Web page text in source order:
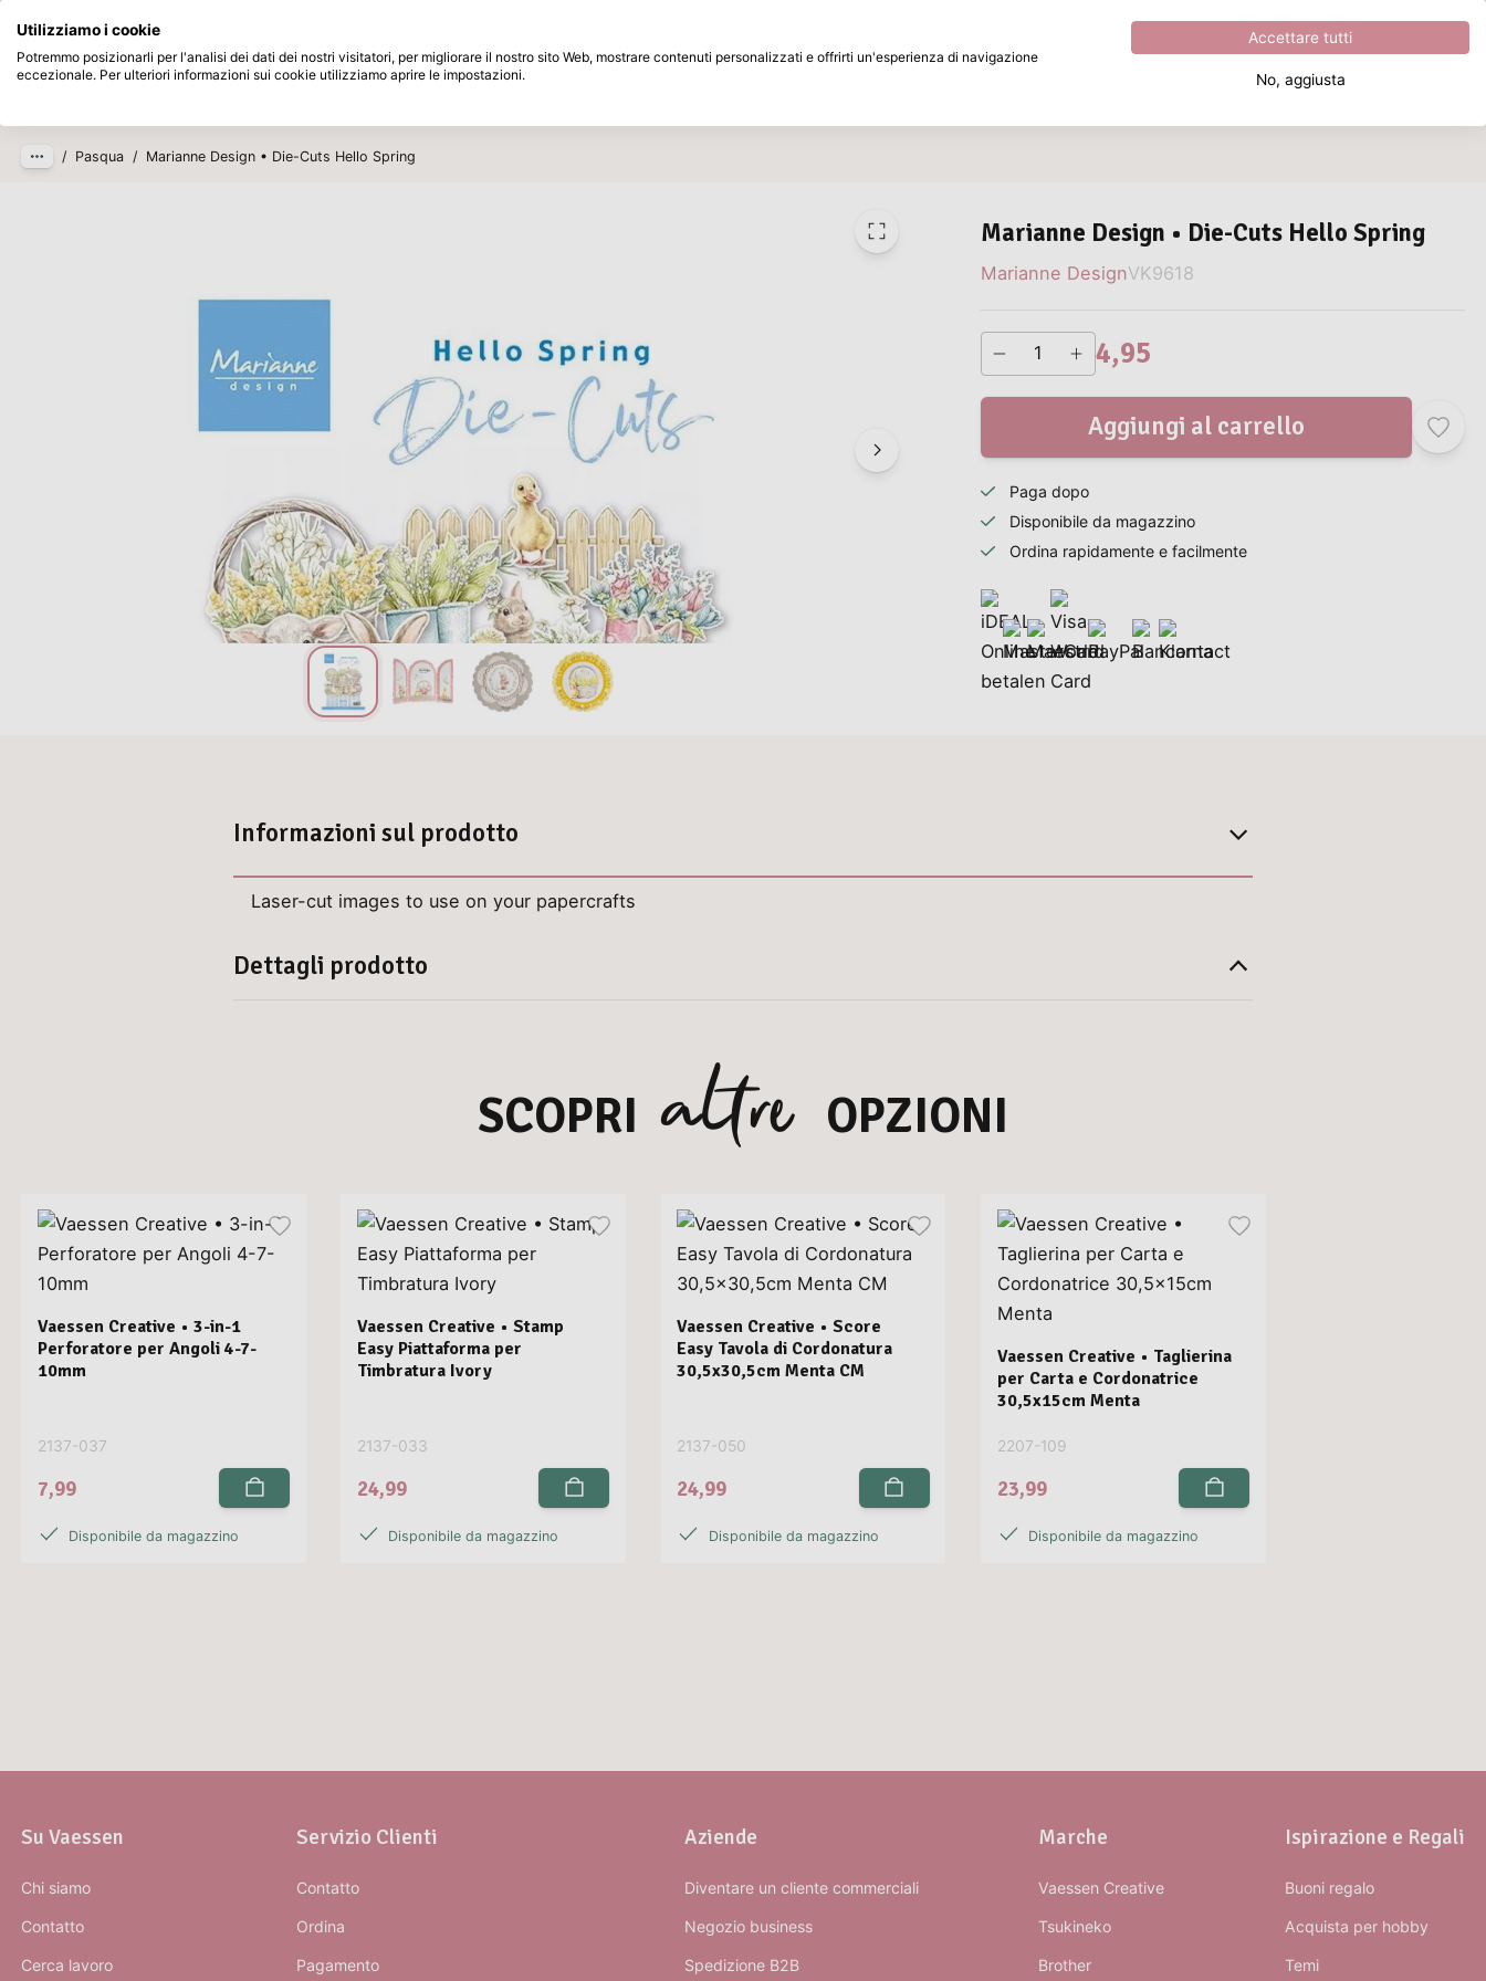
Passa al contenuto principale
Eccezionale 4.8su5
In arrivo
/ Pasqua / Marianne Design • Die-Cuts Hello Spring
Marianne Design • Die-Cuts Hello Spring
Marianne DesignVK9618
4,95
Aggiungi al carrello
Paga dopo
Disponibile da magazzino
Ordina rapidamente e facilmente
Informazioni sul prodotto
Laser-cut images to use on your papercrafts
Dettagli prodotto
SCOPRI altre OPZIONI
Vaessen Creative • 3-in-1
Perforatore per Angoli 4-7-
10mm
2137-037
7,99
Disponibile da magazzino
Vaessen Creative • Stamp
Easy Piattaforma per
Timbratura Ivory
2137-033
24,99
Disponibile da magazzino
Vaessen Creative • Score
Easy Tavola di Cordonatura
30,5x30,5cm Menta CM
2137-050
24,99
Disponibile da magazzino
Vaessen Creative • Taglierina
per Carta e Cordonatrice
30,5x15cm Menta
2207-109
23,99
Disponibile da magazzino
Su Vaessen
Chi siamo
Contatto
Cerca lavoro
Servizio Clienti
Contatto
Ordina
Pagamento
Aziende
Diventare un cliente commerciali
Negozio business
Spedizione B2B
Marche
Vaessen Creative
Tsukineko
Brother
Ispirazione e Regali
Buoni regalo
Acquista per hobby
Temi
Utilizziamo i cookie
Potremmo posizionarli per l'analisi dei dati dei nostri visitatori, per migliorare il nostro sito Web, mostrare contenuti personalizzati e offrirti un'esperienza di navigazione
eccezionale. Per ulteriori informazioni sui cookie utilizziamo aprire le impostazioni.
Accettare tutti
No, aggiusta